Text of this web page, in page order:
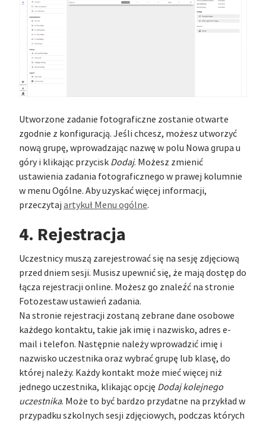
Utworzone zadanie fotograficzne zostanie otwarte
zgodnie z konfiguracją. Jeśli chcesz, możesz utworzyć
nową grupę, wprowadzając nazwę w polu Nowa grupa u
góry i klikając przycisk Dodaj. Możesz zmienić
ustawienia zadania fotograficznego w prawej kolumnie
w menu Ogólne. Aby uzyskać więcej informacji,
przeczytaj artykuł Menu ogólne.
4. Rejestracja
Uczestnicy muszą zarejestrować się na sesję zdjęciową
przed dniem sesji. Musisz upewnić się, że mają dostęp do
łącza rejestracji online. Możesz go znaleźć na stronie
Fotozestaw ustawień zadania.
Na stronie rejestracji zostaną zebrane dane osobowe
każdego kontaktu, takie jak imię i nazwisko, adres e-
mail i telefon. Następnie należy wprowadzić imię i
nazwisko uczestnika oraz wybrać grupę lub klasę, do
której należy. Każdy kontakt może mieć więcej niż
jednego uczestnika, klikając opcję Dodaj kolejnego
uczestnika. Może to być bardzo przydatne na przykład w
przypadku szkolnych sesji zdjęciowych, podczas których